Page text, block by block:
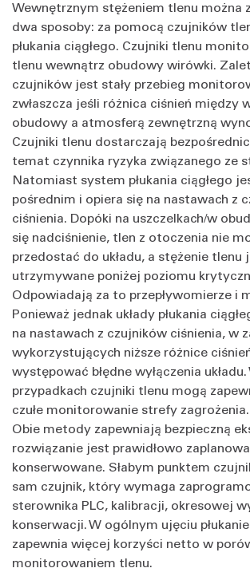
Wewnętrznym stężeniem tlenu można
dwa sposoby: za pomocą czujników
płukania ciągłego. Czujniki tlenu
tlenu wewnątrz obudowy wirówki.
czujników jest stały przebieg
zwłaszcza jeśli różnica ciśnień między
obudowy a atmosferą zewnętrzną
Czujniki tlenu dostarczają
temat czynnika ryzyka związanego ze
Natomiast system płukania ciągłego
pośrednim i opiera się na nastawach z
ciśnienia. Dopóki na uszczelkach/w
się nadciśnienie, tlen z otoczenia nie
przedostać do układu, a stężenie tlenu
utrzymywane poniżej poziomu
Odpowiadają za to przepływomierze i
Ponieważ jednak układy płukania
na nastawach z czujników ciśnienia, w
wykorzystujących niższe różnice
występować błędne wyłączenia
przypadkach czujniki tlenu mogą
czułe monitorowanie strefy zagrożenia.
Obie metody zapewniają bezpieczną
rozwiązanie jest prawidłowo
konserwowane. Słabym punktem
sam czujnik, który wymaga
sterownika PLC, kalibracji, okresowej
konserwacji. W ogólnym ujęciu
zapewnia więcej korzyści netto w
monitorowaniem tlenu.